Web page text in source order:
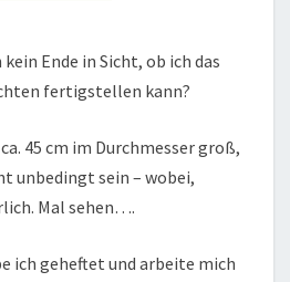
Ende in Sicht, ob ich das
fertigstellen kann?
45 cm im Durchmesser groß,
unbedingt sein – wobei,
Mal sehen….
ich geheftet und arbeite mich